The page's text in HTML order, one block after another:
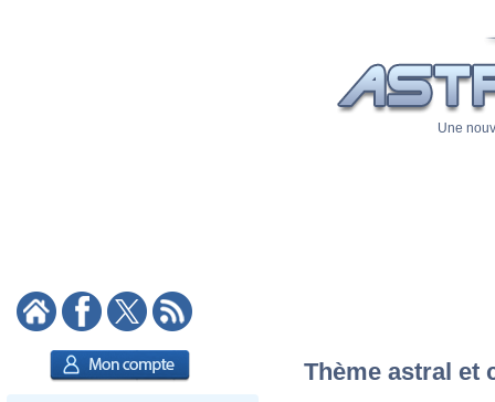
Une
Thème astral et